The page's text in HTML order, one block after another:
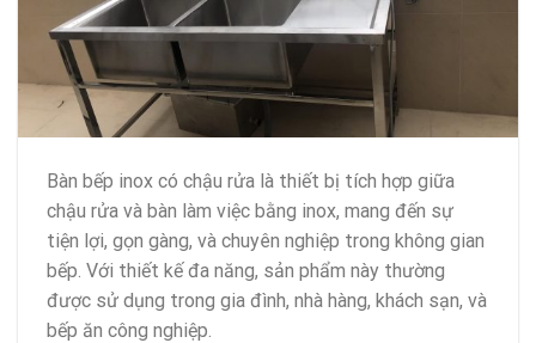
Bàn bếp inox có chậu rửa là thiết bị tích hợp giữa
chậu rửa và bàn làm việc bằng inox, mang đến sự
tiện lợi, gọn gàng, và chuyên nghiệp trong không gian
bếp. Với thiết kế đa năng, sản phẩm này thường
được sử dụng trong gia đình, nhà hàng, khách sạn, và
bếp ăn công nghiệp.